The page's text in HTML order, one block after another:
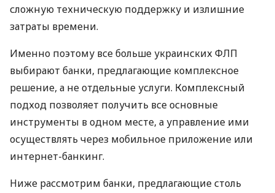
сложную техническую поддержку и излишние
затраты времени.
Именно поэтому все больше украинских ФЛП
выбирают банки, предлагающие комплексное
решение, а не отдельные услуги. Комплексный
подход позволяет получить все основные
инструменты в одном месте, а управление ими
осуществлять через мобильное приложение или
интернет-банкинг.
Ниже рассмотрим банки, предлагающие столь